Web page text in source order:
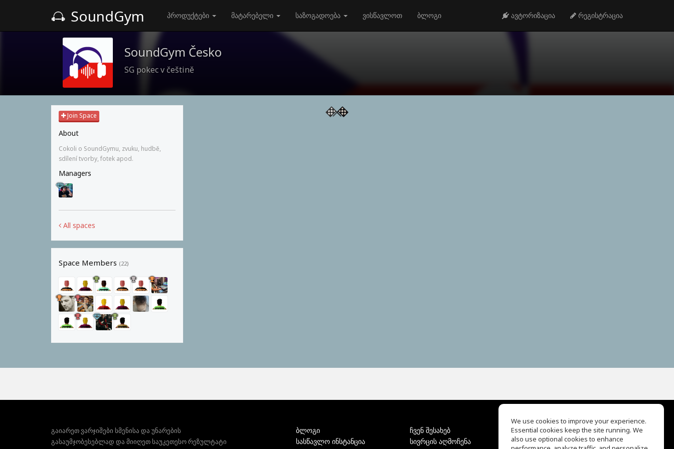
SoundGym პროდუქტები მატარებელი საზოგადოება ვისწავლოთ ბლოგი ავტორიზაცია რეგისტრაცია
SoundGym Česko
SG pokec v češtině
Join Space
About
Cokoli o SoundGymu, zvuku, hudbě,
sdílení tvorby, fotek apod.
Managers
All spaces
Space Members (22)
გაიარეთ ვარჯიშები სმენისა და უნარების
გასაუმჯობესებლად და მიიღეთ საუკეთესო რეზულტატი
ბლოგი
სასწავლო ინსტანცია
ჩვენ შესახებ
სივრცის აღმოჩენა
EQ Ear Training
Drum Machine
We use cookies to improve your experience.
Essential cookies keep the site running. We
also use optional cookies to enhance